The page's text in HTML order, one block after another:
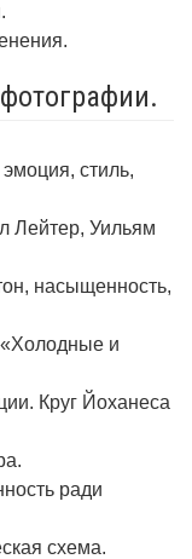
стиль,
Лейтер, Уильям
насыщенность,
и
Круг Йоханеса
ради
схема.